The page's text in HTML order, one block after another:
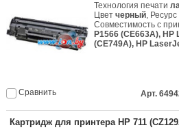
Технология печати
Цветчерный, Ресурс
Совместимость с
P1566 (CE663A),
(CE749A), HP
Сравнить Арт.
Картридж для принтера HP 711